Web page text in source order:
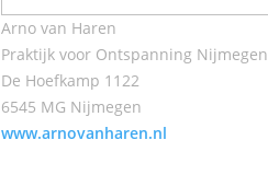
Arno van Haren
Praktijk voor Ontspanning Nijmegen
De Hoefkamp 1122
6545 MG Nijmegen
www.arnovanharen.nl